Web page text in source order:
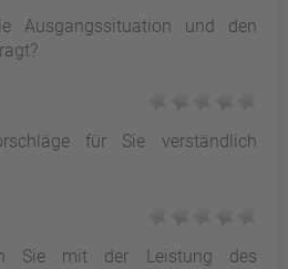
Ausgangssituation und den
für Sie verständlich
Sie mit der Leistung des